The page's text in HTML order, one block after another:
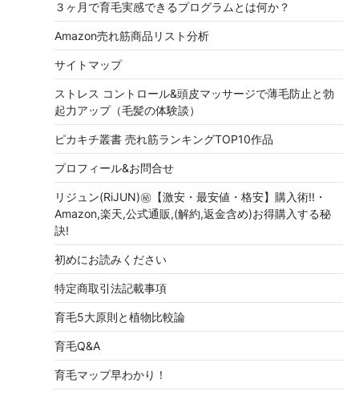
３ヶ月で育毛実感できるプログラムとは何か？
Amazon売れ筋商品リスト分析
サイトマップ
ストレス コントロール&頭皮マッサージで薄毛防止と勃
起力アップ（毛髪の体験談）
ピカキチ叢書 売れ筋ランキングTOP10作品
プロフィール&お問合せ
リジュン(RiJUN)㊙【激安・最安値・格安】購入術!!・
Amazon,楽天,公式通販,(解約,返金含め)お得購入する秘
訣!
初めにお読みください
特定商取引法記載事項
育毛5大原則と植物比較論
育毛Q&A
育毛マップ早わかり！